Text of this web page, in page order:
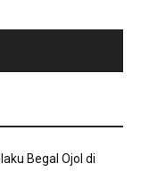
Begal Ojol di